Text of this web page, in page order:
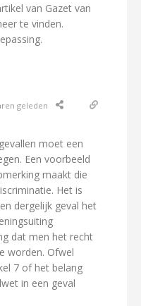
van Gazet van
te vinden.
geleden
moet een
Een voorbeeld
maakt die
Het is
dergelijk geval het
dat men het recht
worden. Ofwel
7 of het belang
in een geval